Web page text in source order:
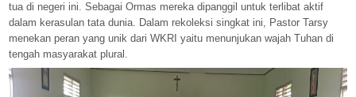
tua di negeri ini. Sebagai Ormas mereka dipanggil untuk terlibat aktif
dalam kerasulan tata dunia. Dalam rekoleksi singkat ini, Pastor Tarsy
menekan peran yang unik dari WKRI yaitu menunjukan wajah Tuhan di
tengah masyarakat plural.